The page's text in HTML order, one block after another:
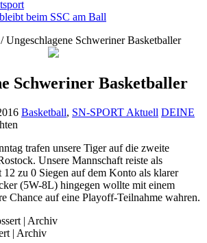
beim SSC am Ball
/ Ungeschlagene Schweriner Basketballer
Schweriner Basketballer
Basketball, SN-SPORT Aktuell DEINE
trafen unsere Tiger auf die zweite
Unsere Mannschaft reiste als
12 zu 0 Siegen auf dem Konto als klarer
(5W-8L) hingegen wollte mit einem
Chance auf eine Playoff-Teilnahme wahren.
| Archiv